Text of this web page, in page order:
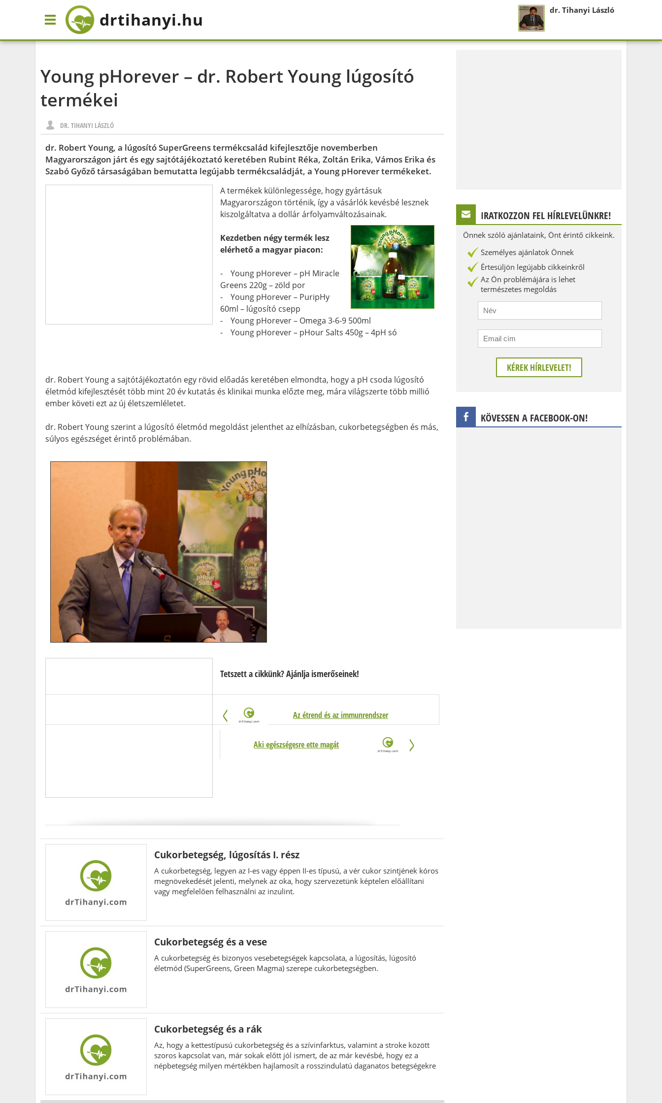
drtihanyi.hu dr. Tihanyi László
Young pHorever – dr. Robert Young lúgosító
termékei
DR. TIHANYI LÁSZLÓ
dr. Robert Young, a lúgosító SuperGreens termékcsalád kifejlesztője novemberben
Magyarországon járt és egy sajtótájékoztató keretében Rubint Réka, Zoltán Erika, Vámos Erika és
Szabó Győző társaságában bemutatta legújabb termékcsaládját, a Young pHorever termékeket.
A termékek különlegessége, hogy gyártásuk
Magyarországon történik, így a vásárlók kevésbé lesznek
kiszolgáltatva a dollár árfolyamváltozásainak.
Kezdetben négy termék lesz
elérhető a magyar piacon:
- Young pHorever – pH Miracle
Greens 220g – zöld por
- Young pHorever – PuripHy
60ml – lúgosító csepp
- Young pHorever – Omega 3-6-9 500ml
- Young pHorever – pHour Salts 450g – 4pH só
dr. Robert Young a sajtótájékoztatón egy rövid előadás keretében elmondta, hogy a pH csoda lúgosító
életmód kifejlesztését több mint 20 év kutatás és klinikai munka előzte meg, mára világszerte több millió
ember követi ezt az új életszemléletet.
dr. Robert Young szerint a lúgosító életmód megoldást jelenthet az elhízásban, cukorbetegségben és más,
súlyos egészséget érintő problémában.
Tetszett a cikkünk? Ajánlja ismerőseinek!
Az étrend és az immunrendszer
Aki egészségesre ette magát
Cukorbetegség, lúgosítás I. rész
A cukorbetegség, legyen az I-es vagy éppen II-es típusú, a vér cukor szintjének kóros
megnövekedését jelenti, melynek az oka, hogy szervezetünk képtelen előállítani
vagy megfelelően felhasználni az inzulint.
Cukorbetegség és a vese
A cukorbetegség és bizonyos vesebetegségek kapcsolata, a lúgosítás, lúgosító
életmód (SuperGreens, Green Magma) szerepe cukorbetegségben.
Cukorbetegség és a rák
Az, hogy a kettestípusú cukorbetegség és a szívinfarktus, valamint a stroke között
szoros kapcsolat van, már sokak előtt jól ismert, de az már kevésbé, hogy ez a
népbetegség milyen mértékben hajlamosít a rosszindulatú daganatos betegségekre
IRATKOZZON FEL HÍRLEVELÜNKRE!
Önnek szóló ajánlataink, Önt érintő cikkeink.
Személyes ajánlatok Önnek
Értesüljön legújabb cikkeinkről
Az Ön problémájára is lehet
természetes megoldás
KÖVESSEN A FACEBOOK-ON!